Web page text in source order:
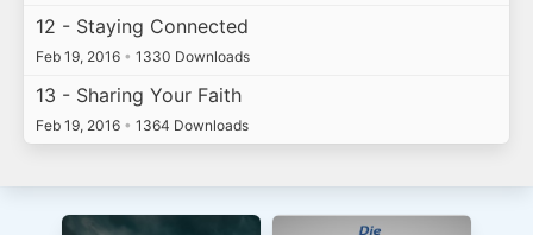
12 - Staying Connected
Feb 19, 2016 • 1330 Downloads
13 - Sharing Your Faith
Feb 19, 2016 • 1364 Downloads